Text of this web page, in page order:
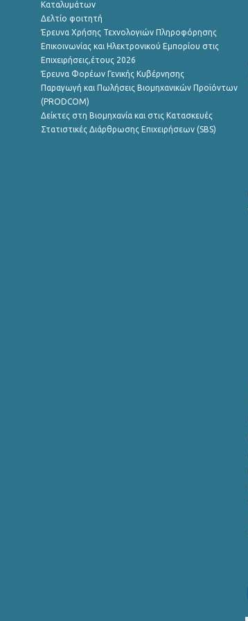
Καταλυμάτων
Δελτίο φοιτητή
Έρευνα Χρήσης Τεχνολογιών Πληροφόρησης
Επικοινωνίας και Ηλεκτρονικού Εμπορίου στις
Επιχειρήσεις,έτους 2026
Έρευνα Φορέων Γενικής Κυβέρνησης
Παραγωγή και Πωλήσεις Βιομηχανικών Προϊόντων
(PRODCOM)
Δείκτες στη Βιομηχανία και στις Κατασκευές
Στατιστικές Διάρθρωσης Επιχειρήσεων (SBS)